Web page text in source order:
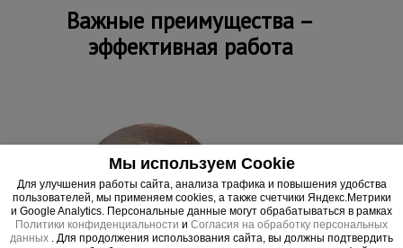
Тепловые
пушки
Важные преимущества –
эффективная работа
Мы используем Cookie
Для улучшения работы сайта, анализа трафика и повышения удобства
пользователей, мы применяем cookies, а также счетчики Яндекс.Метрики
и Google Analytics. Персональные данные могут обрабатываться в рамках
Политики конфиденциальности и Согласия на обработку персональных
данных . Для продолжения использования сайта, вы должны подтвердить